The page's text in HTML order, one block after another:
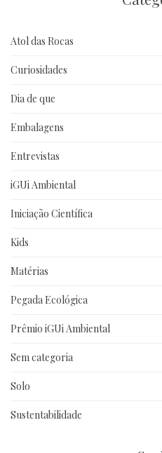
Atol das Rocas
Curiosidades
Dia de que
Embalagens
Entrevistas
iGUi Ambiental
Iniciação Científica
Kids
Matérias
Pegada Ecológica
Prêmio iGUi Ambiental
Sem categoria
Solo
Sustentabilidade